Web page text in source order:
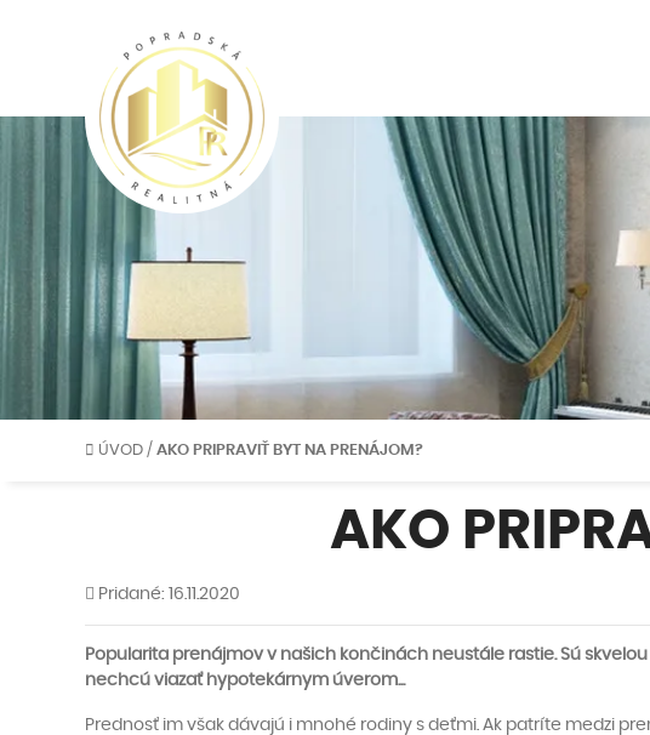
ÚVOD / AKO PRIPRAVIŤ BYT NA PRENÁJOM?
AKO
Pridané: 16.11.2020
Popularita prenájmov v našich končinách neustále rastie. Sú
nechcú viazať hypotekárnym úverom...
Prednosť im však dávajú i mnohé rodiny s deťmi. Ak patríte medzi